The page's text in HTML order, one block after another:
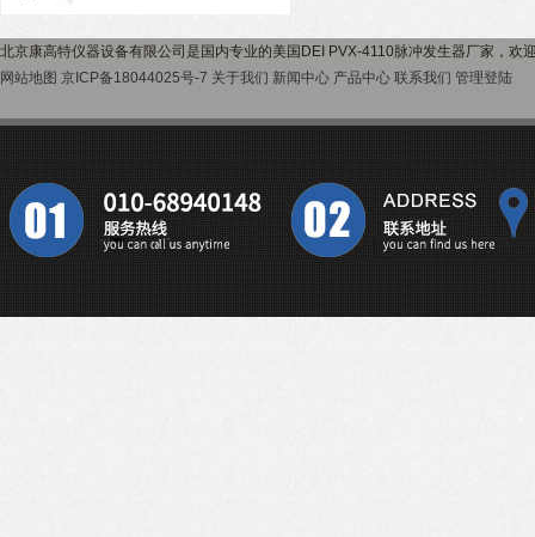
北京康高特仪器设备有限公司是国内专业的美国DEI PVX-4110脉冲发生器厂家，欢
网站地图 京ICP备18044025号-7 关于我们 新闻中心 产品中心 联系我们 管理登陆